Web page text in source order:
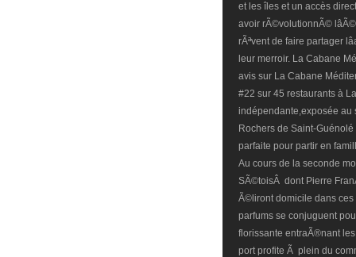
et les îles et un accès
avoir rÃ©volutionnÃ©
rÃªvent de faire partager
leur merroir. La Cabane
avis sur La Cabane
#22 sur 45 restaurants à
indépendante,exposée au
Rochers de Saint-
parfaite pour partir en
Au cours de la seconde
SÃ©toisÂ dont Pierre
Ã©liront domicile dans ces
parfums se conjuguent
florissante entraÃ®nant
port profite Ã plein du